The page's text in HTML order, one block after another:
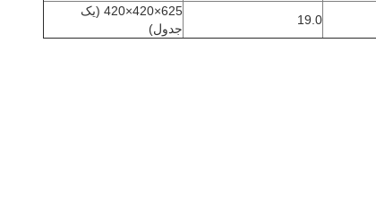
19.0
625×420×420 (یک
جدول)